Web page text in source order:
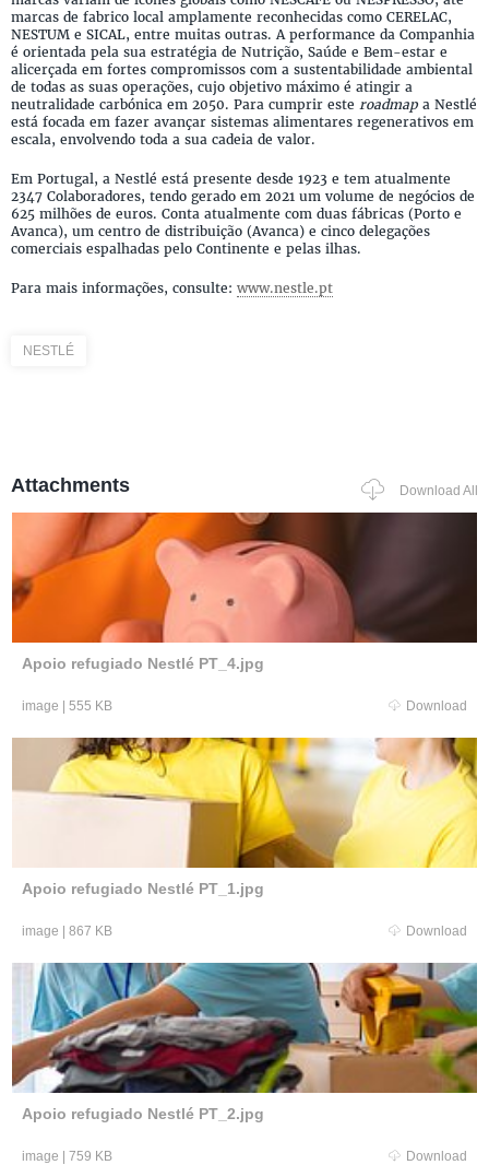
marcas de fabrico local amplamente reconhecidas como CERELAC,
NESTUM e SICAL, entre muitas outras. A performance da Companhia
é orientada pela sua estratégia de Nutrição, Saúde e Bem-estar e
alicerçada em fortes compromissos com a sustentabilidade ambiental
de todas as suas operações, cujo objetivo máximo é atingir a
neutralidade carbónica em 2050. Para cumprir este roadmapa Nestlé
está focada em fazer avançar sistemas alimentares regenerativos em
escala, envolvendo toda a sua cadeia de valor.
Em Portugal, a Nestlé está presente desde 1923 e tem atualmente
2347 Colaboradores, tendo gerado em 2021 um volume de negócios de
625 milhões de euros. Conta atualmente com duas fábricas (Porto e
Avanca), um centro de distribuição (Avanca) e cinco delegações
comerciais espalhadas pelo Continente e pelas ilhas.
Para mais informações, consulte: www.nestle.pt
NESTLÉ
Attachments Download All
Apoio refugiado Nestlé PT_4.jpg
image 555 KB Download
Apoio refugiado Nestlé PT_1.jpg
image 867 KB Download
Apoio refugiado Nestlé PT_2.jpg
image 759 KB Download